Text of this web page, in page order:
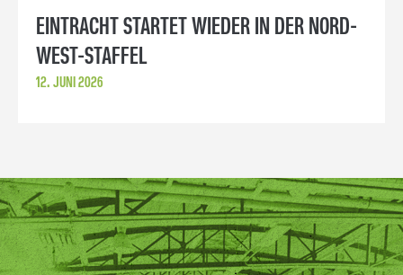
EINTRACHT STARTET WIEDER IN DER NORD-
WEST-STAFFEL
12. JUNI 2026